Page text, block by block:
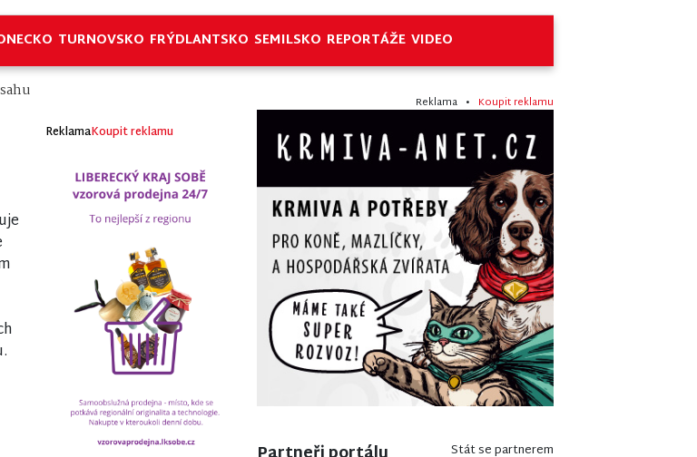
TURNOVSKO FRÝDLANTSKO SEMILSKO REPORTÁŽE VIDEO
ReklamaKoupit reklamu
Reklama • Koupit reklamu
Stát se partnerem